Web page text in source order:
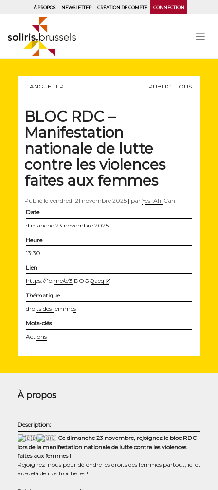
À PROPOS NEWSLETTER CRÉATION DE COMPTE CONNECTION
LANGUE : FR PUBLIC : TOUS
BLOC RDC –
Manifestation
nationale de lutte
contre les violences
faites aux femmes
Publié levendredi 21 novembre 2025 | parYes! AfriCan
Date
dimanche 23 novembre 2025
Heure
13:30
Lien
https://fb.me/e/3IDOGQaeq (Nouvelle fenêtre)
Thématique
droits des femmes
Mots-clés
Actions
À propos
Description:
Ce dimanche 23 novembre, rejoi­gnez le bloc RDC
lors de la mani­fes­ta­tion natio­nale de lutte contre les vio­lences
faites aux femmes !
Rejoi­gnez-nous pour défendre les droits des femmes par­tout, ici et
au-delà de nos frontières !